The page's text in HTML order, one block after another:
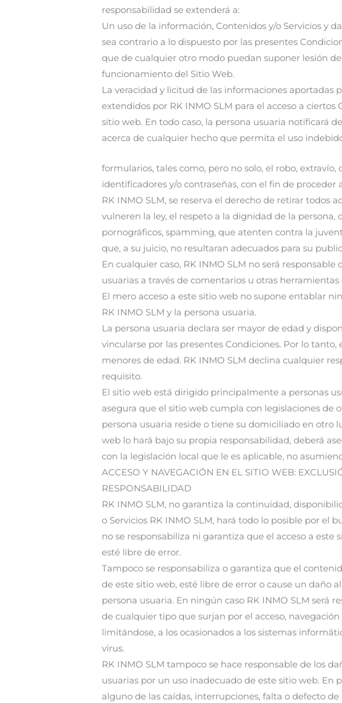
responsabilidad se extenderá a:
Un uso de la información, Contenidos y/o Servicios y
sea contrario a lo dispuesto por las presentes
que de cualquier otro modo puedan suponer lesión
funcionamiento del Sitio Web.
La veracidad y licitud de las informaciones aportadas
extendidos por RK INMO SLM para el acceso a ciertos
sitio web. En todo caso, la persona usuaria notificará
acerca de cualquier hecho que permita el uso
formularios, tales como, pero no solo, el robo, extravío,
identificadores y/o contraseñas, con el fin de proceder
RK INMO SLM, se reserva el derecho de retirar todos
vulneren la ley, el respeto a la dignidad de la persona,
pornográficos, spamming, que atenten contra la
que, a su juicio, no resultaran adecuados para su
En cualquier caso, RK INMO SLM no será
usuarias a través de comentarios u otras
El mero acceso a este sitio web no supone entablar
RK INMO SLM y la persona usuaria.
La persona usuaria declara ser mayor de edad y
vincularse por las presentes Condiciones. Por lo
menores de edad. RK INMO SLM declina cualquier
requisito.
El sitio web está dirigido principalmente a personas
asegura que el sitio web cumpla con legislaciones de
persona usuaria reside o tiene su domiciliado en otro
web lo hará bajo su propia responsabilidad, deberá
con la legislación local que le es aplicable, no
ACCESO Y NAVEGACIÓN EN EL SITIO WEB:
RESPONSABILIDAD
RK INMO SLM, no garantiza la continuidad,
o Servicios RK INMO SLM, hará todo lo posible por el
no se responsabiliza ni garantiza que el acceso a
esté libre de error.
Tampoco se responsabiliza o garantiza que el
de este sitio web, esté libre de error o cause un daño
persona usuaria. En ningún caso RK INMO SLM será
de cualquier tipo que surjan por el acceso,
limitándose, a los ocasionados a los sistemas
virus.
RK INMO SLM tampoco se hace responsable de los
usuarias por un uso inadecuado de este sitio web. En
alguno de las caídas, interrupciones, falta o defecto